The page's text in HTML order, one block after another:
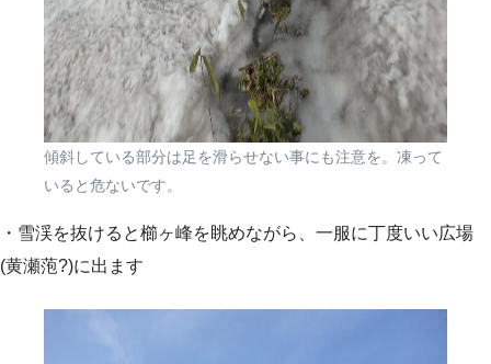
傾斜している部分は足を滑らせない事にも注意を。凍って
いると危ないです。
・雪渓を抜けると櫛ヶ峰を眺めながら、一服に丁度いい広場
(黄瀬萢?)に出ます